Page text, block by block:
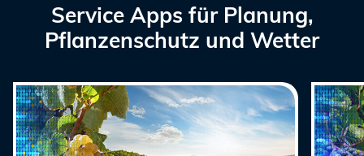
Service Apps für Planung,
Pflanzenschutz und Wetter